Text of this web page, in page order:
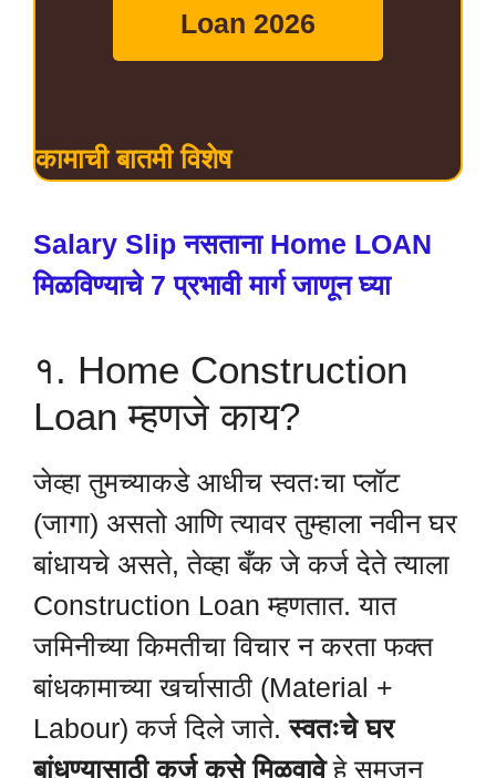
Loan 2026
कामाची बातमी विशेष
Salary Slip नसताना Home LOAN
मिळविण्याचे 7 प्रभावी मार्ग जाणून घ्या
१. Home Construction
Loan म्हणजे काय?
जेव्हा तुमच्याकडे आधीच स्वतःचा प्लॉट
(जागा) असतो आणि त्यावर तुम्हाला नवीन घर
बांधायचे असते, तेव्हा बँक जे कर्ज देते त्याला
Construction Loan म्हणतात. यात
जमिनीच्या किमतीचा विचार न करता फक्त
बांधकामाच्या खर्चासाठी (Material +
Labour) कर्ज दिले जाते.स्वतःचे घर
बांधण्यासाठी कर्ज कसे मिळवावेहे समजून